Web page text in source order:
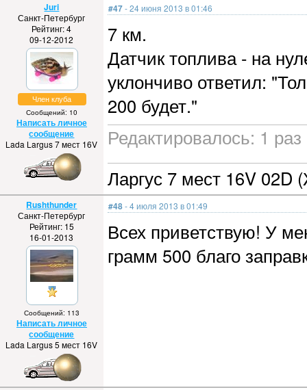
Juri
Санкт-Петербург
Рейтинг: 4
09-12-2012
Член клуба
Сообщений: 10
Написать личное
сообщение
Lada Largus 7 мест 16V
#47- 24 июня 2013 в 01:46
7 км.
Датчик топлива - на
уклончиво ответил:
200 будет."
Редактировалось: 1
Ларгус 7 мест 16V 02D
Rushthunder
Санкт-Петербург
Рейтинг: 15
16-01-2013
Сообщений: 113
Написать личное
сообщение
Lada Largus 5 мест 16V
#48- 4 июля 2013 в 01:49
Всех приветствую! У
грамм 500 благо